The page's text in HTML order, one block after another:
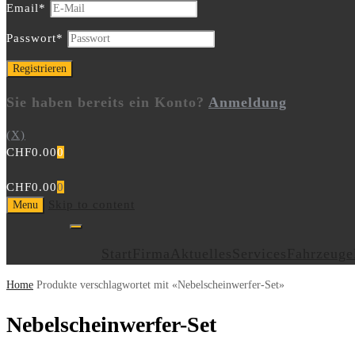
Email*
Passwort*
Sie haben bereits ein Konto? Anmeldung
(X)
CHF0.000
CHF0.000
Menu
Home Produkte verschlagwortet mit «Nebelscheinwerfer-Set»
Nebelscheinwerfer-Set